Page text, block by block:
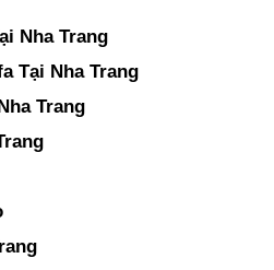
Nha Trang
Tại Nha Trang
Trang